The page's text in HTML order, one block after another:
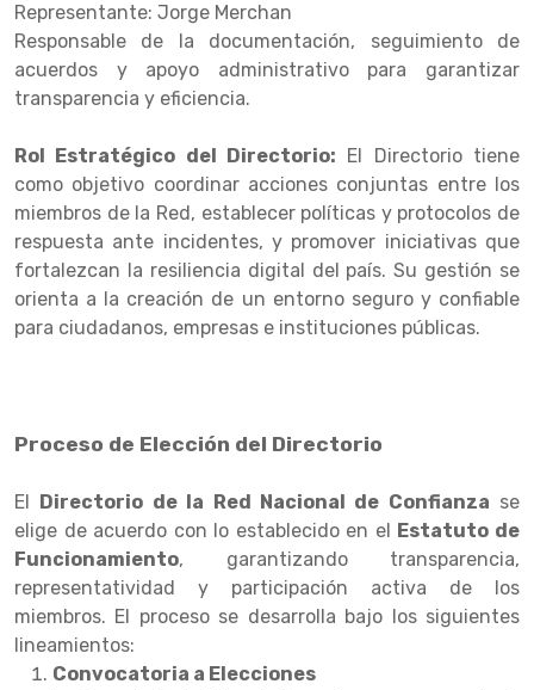
Representante: Jorge Merchan
Responsable de la documentación, seguimiento de
acuerdos y apoyo administrativo para garantizar
transparencia y eficiencia.
Rol Estratégico del Directorio: El Directorio tiene
como objetivo coordinar acciones conjuntas entre los
miembros de la Red, establecer políticas y protocolos de
respuesta ante incidentes, y promover iniciativas que
fortalezcan la resiliencia digital del país. Su gestión se
orienta a la creación de un entorno seguro y confiable
para ciudadanos, empresas e instituciones públicas.
Proceso de Elección del Directorio
El Directorio de la Red Nacional de Confianza se
elige de acuerdo con lo establecido en el Estatuto de
Funcionamiento, garantizando transparencia,
representatividad y participación activa de los
miembros. El proceso se desarrolla bajo los siguientes
lineamientos:
Convocatoria a Elecciones